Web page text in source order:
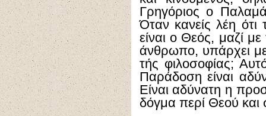
Γρηγόριος ο
Όταν κανείς λέη ότι
είναι ο Θεός, μαζί
άνθρωπο, υπάρχει
τής φιλοσοφίας;
Παράδοση είναι
Είναι αδύνατη η
δόγμα περί Θεού και